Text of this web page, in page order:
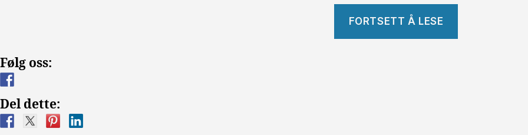
FORTSETT Å LESE
Følg oss:
Del dette: